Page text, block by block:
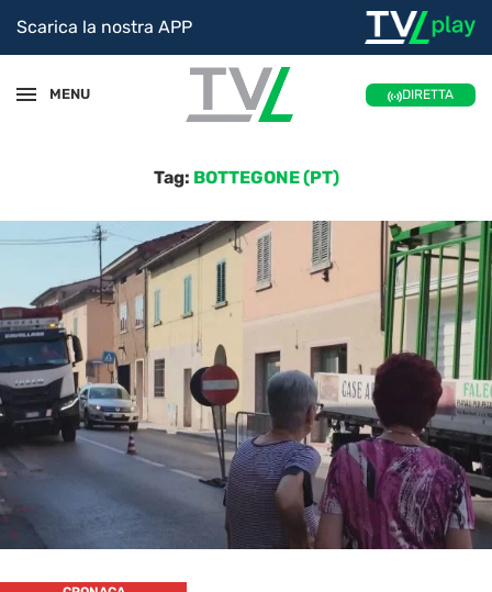
Scarica la nostra APP
MENU DIRETTA
Tag: BOTTEGONE (PT)